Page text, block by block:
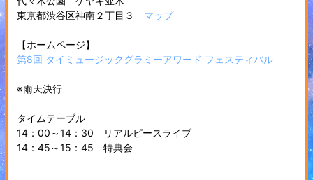
東京都渋谷区神南２丁目３ マップ
【ホームページ】
第8回 タイミュージックグラミーアワード フェスティバル
※雨天決行
タイムテーブル
14：00～14：30 リアルピースライブ
14：45～15：45 特典会